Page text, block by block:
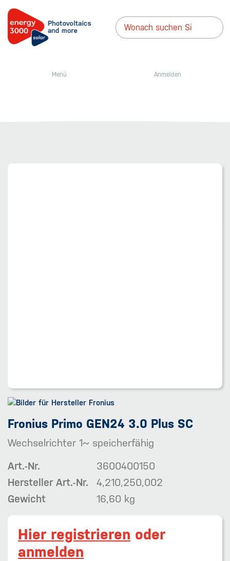
Menü Anmelden
Fronius Primo GEN24 3.0 Plus SC
Wechselrichter 1~ speicherfähig
Art.-Nr.
3600400150
Hersteller Art.-Nr.
4,210,250,002
Gewicht
16,60 kg
Hier registrieren oder
anmelden